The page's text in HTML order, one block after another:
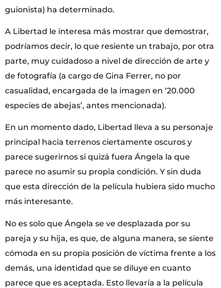
guionista) ha determinado.
A Libertad le interesa más mostrar que demostrar,
podríamos decir, lo que resiente un trabajo, por otra
parte, muy cuidadoso a nivel de dirección de arte y
de fotografía (a cargo de Gina Ferrer, no por
casualidad, encargada de la imagen en ‘20.000
especies de abejas’, antes mencionada).
En un momento dado, Libertad lleva a su personaje
principal hacia terrenos ciertamente oscuros y
parece sugerirnos si quizá fuera Ángela la que
parece no asumir su propia condición. Y sin duda
que esta dirección de la película hubiera sido mucho
más interesante.
No es solo que Ángela se ve desplazada por su
pareja y su hija, es que, de alguna manera, se siente
cómoda en su propia posición de víctima frente a los
demás, una identidad que se diluye en cuanto
parece que es aceptada. Esto llevaría a la película